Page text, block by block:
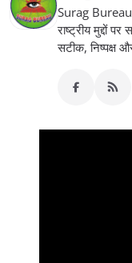
Surag Bureau
राष्ट्रीय मुद्दों
सटीक, निष्पक्ष